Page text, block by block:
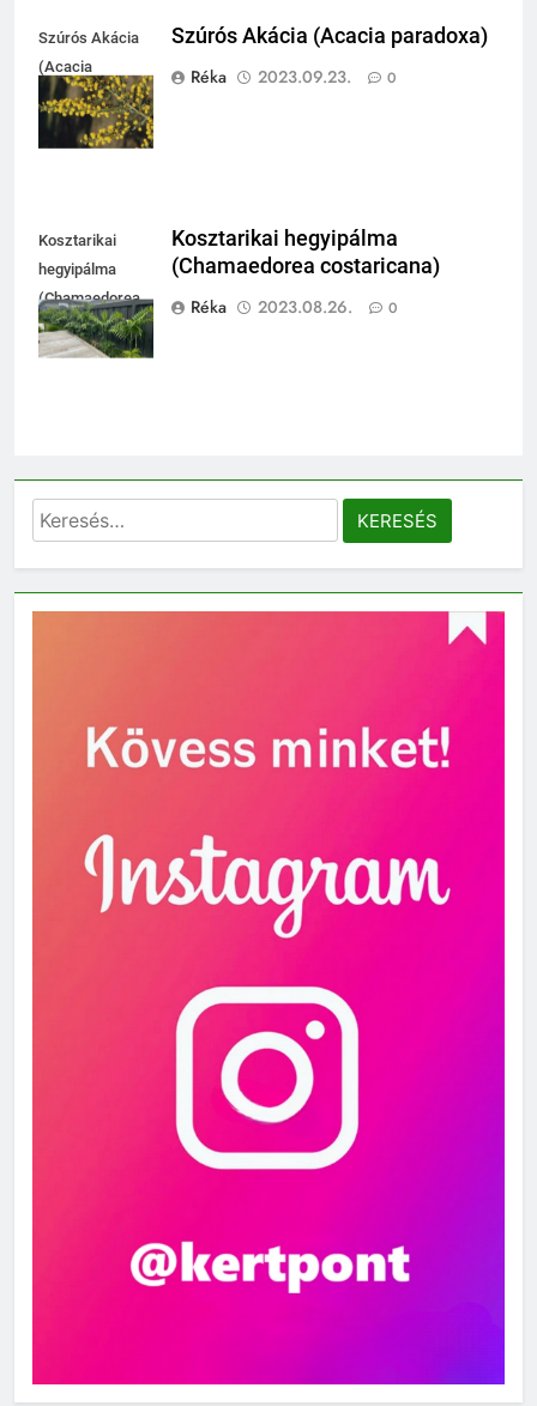
Szúrós Akácia
(Acacia
paradoxa)
Szúrós Akácia (Acacia paradoxa)
Réka
2023.09.23. 0
Kosztarikai
hegyipálma
(Chamaedorea
costaricana)
Kosztarikai hegyipálma
(Chamaedorea costaricana)
Réka
2023.08.26. 0
Keresés: